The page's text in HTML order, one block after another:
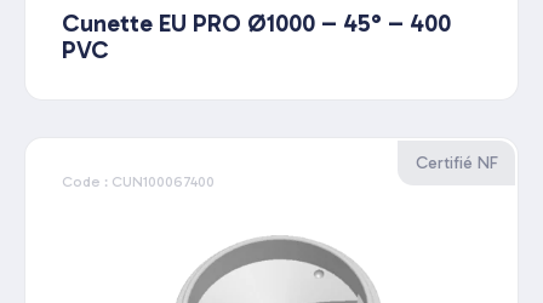
Cunette EU PRO Ø1000 – 45° – 400
PVC
Certifié NF
Code : CUN100067400